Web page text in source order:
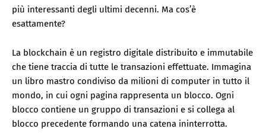
più interessanti degli ultimi decenni. Ma cos’è
esattamente?
La blockchain è un registro digitale distribuito e immutabile
che tiene traccia di tutte le transazioni effettuate. Immagina
un libro mastro condiviso da milioni di computer in tutto il
mondo, in cui ogni pagina rappresenta un blocco. Ogni
blocco contiene un gruppo di transazioni e si collega al
blocco precedente formando una catena ininterrotta.